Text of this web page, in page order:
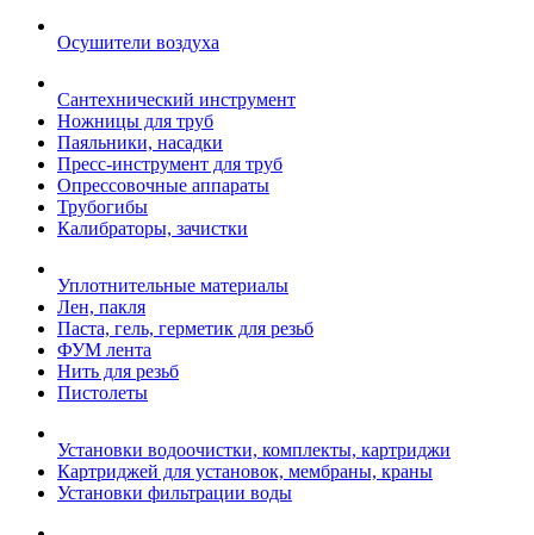
Осушители воздуха
Сантехнический инструмент
Ножницы для труб
Паяльники, насадки
Пресс-инструмент для труб
Опрессовочные аппараты
Трубогибы
Калибраторы, зачистки
Уплотнительные материалы
Лен, пакля
Паста, гель, герметик для резьб
ФУМ лента
Нить для резьб
Пистолеты
Установки водоочистки, комплекты, картриджи
Картриджей для установок, мембраны, краны
Установки фильтрации воды